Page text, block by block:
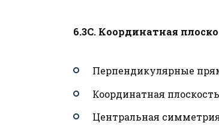
6.3С. Координатная
Перпендикулярные
Координатная
Центральная